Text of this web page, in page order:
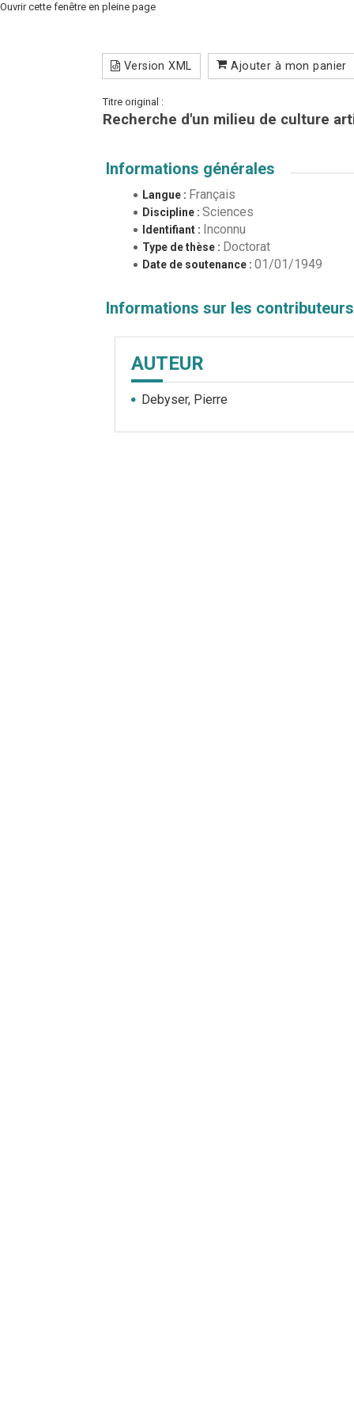
Ouvrir cette fenêtre en pleine page
Version XML Ajouter à mon panier
Titre original :
Recherche d'un milieu de culture
Informations générales
Langue : Français
Discipline : Sciences
Identifiant : Inconnu
Type de thèse : Doctorat
Date de soutenance : 01/01/1949
Informations sur les contributeurs
AUTEUR
Debyser, Pierre